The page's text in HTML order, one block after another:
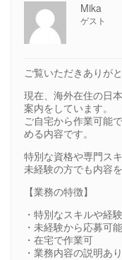
Mika
ゲスト
ご覧いただきありが
現在、海外在住の日
案内をしています。
ご自宅から作業可能
める内容です。
特別な資格や専門ス
未経験の方でも内容
【業務の特徴】
・特別なスキルや経
・未経験から応募可能
・在宅で作業可
・業務内容の説明あり